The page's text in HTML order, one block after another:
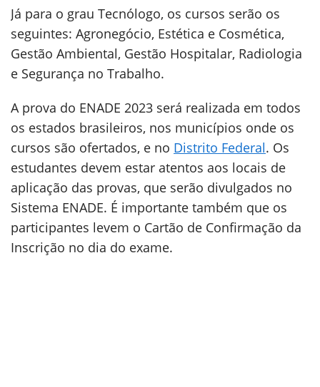
Já para o grau Tecnólogo, os cursos serão os
seguintes: Agronegócio, Estética e Cosmética,
Gestão Ambiental, Gestão Hospitalar, Radiologia
e Segurança no Trabalho.
A prova do ENADE 2023 será realizada em todos
os estados brasileiros, nos municípios onde os
cursos são ofertados, e no Distrito Federal. Os
estudantes devem estar atentos aos locais de
aplicação das provas, que serão divulgados no
Sistema ENADE. É importante também que os
participantes levem o Cartão de Confirmação da
Inscrição no dia do exame.